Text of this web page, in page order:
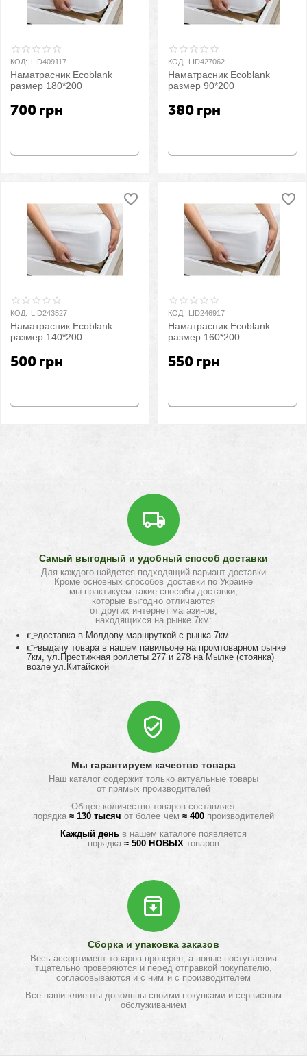
КОД: LID409117
Наматрасник Ecoblank
размер 180*200
700 грн
КОД: LID427062
Наматрасник Ecoblank
размер 90*200
380 грн
КОД: LID243527
Наматрасник Ecoblank
размер 140*200
500 грн
КОД: LID246917
Наматрасник Ecoblank
размер 160*200
550 грн
Самый выгодный и удобный способ доставки
Для каждого найдется подходящий вариант доставки
Кроме основных способов доставки по Украине
мы практикуем такие способы доставки,
которые выгодно отличаются
от других интернет магазинов,
находящихся на рынке 7км:
👉доставка в Молдову маршруткой с рынка 7км
👉выдачу товара в нашем павильоне на промтоварном рынке
7км, ул.Престижная роллеты 277 и 278 на Мылке (стоянка)
возле ул.Китайской
Мы гарантируем качество товара
Наш каталог содержит только актуальные товары
от прямых производителей
Общее количество товаров составляет
порядка≈ 130 тысяч от более чем ≈ 400 производителей
Каждый деньв нашем каталоге появляется
порядка≈ 500 НОВЫХ товаров
Сборка и упаковка заказов
Весь ассортимент товаров проверен, а новые поступления
тщательно проверяются и перед отправкой покупателю,
согласовываются и с ним и с производителем
Все наши клиенты довольны своими покупками и сервисным
обслуживанием